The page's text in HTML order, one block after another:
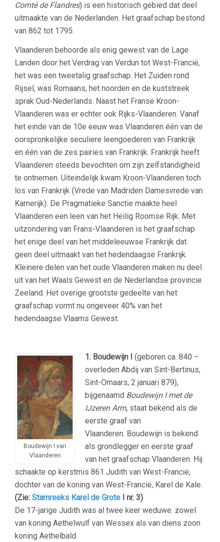
Comté de Flandres) is een historisch gebied dat deel
uitmaakte van de Nederlanden. Het graafschap bestond
van 862 tot 1795.
Vlaanderen behoorde als enig gewest van de Lage
Landen door het Verdrag van Verdun tot West-Francië,
het was een tweetalig graafschap. Het Zuiden rond
Rijsel, was Romaans, het noorden en de kuststreek
sprak Oud-Nederlands. Naast het Franse Kroon-
Vlaanderen was er echter ook Rijks-Vlaanderen. Vanaf
het einde van de 10e eeuw was Vlaanderen één van de
oorspronkelijke seculiere leengoederen van Frankrijk
en één van de zes pairies van Frankrijk. Frankrijk heeft
Vlaanderen steeds bevochten om zijn zelfstandigheid
te ontnemen. Uiteindelijk kwam Kroon-Vlaanderen toch
los van Frankrijk (Vrede van Madriden Damesvrede van
Kamerijk). De Pragmatieke Sanctie maakte heel
Vlaanderen een leen van het Heilig Roomse Rijk. Met
uitzondering van Frans-Vlaanderen is het graafschap
het enige deel van het middeleeuwse Frankrijk dat
geen deel uitmaakt van het hedendaagse Frankrijk.
Kleinere delen van het oude Vlaanderen maken nu deel
uit van het Waals Gewest en de Nederlandse provincie
Zeeland. Het overige grootste gedeelte van het
graafschap vormt nu ongeveer 40% van het
hedendaagse Vlaams Gewest.
Boudewijn I van
Vlaanderen
1. Boudewijn I (geboren ca. 840 –
overleden Abdij van Sint-Bertinus,
Sint-Omaars, 2 januari 879),
bijgenaamd Boudewijn I met de
IJzeren Arm, staat bekend als de
eerste graaf van
Vlaanderen. Boudewijn is bekend
als grondlegger en eerste graaf
van het graafschap Vlaanderen. Hij
schaakte op kerstmis 861 Judith van West-Francië,
dochter van de koning van West-Francië, Karel de Kale.
(Zie: Stamreeks Karel de Grote I nr. 3)
De 17-jarige Judith was al twee keer weduwe: zowel
van koning Aethelwulf van Wessex als van diens zoon
koning Aethelbald.